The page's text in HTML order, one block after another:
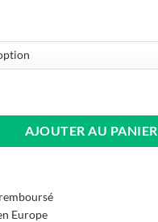
AJOUTER AU PANIER
Europe